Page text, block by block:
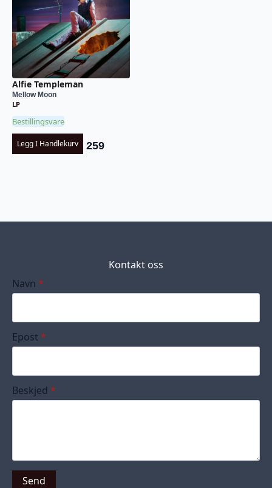
Alfie Templeman
Mellow Moon
LP
Bestillingsvare
Legg I Handlekurv 259
Kontakt oss
Navn *
Epost *
Beskjed *
Send